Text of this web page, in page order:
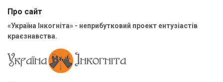
Про сайт
«Україна Інкогніта» - неприбутковий проект ентузіастів
краєзнавства.